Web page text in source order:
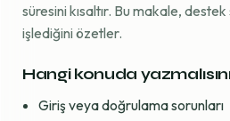
süresini kısaltır. Bu makale, destek
işlediğini özetler.
Hangi konuda
Giriş veya doğrulama sorunları